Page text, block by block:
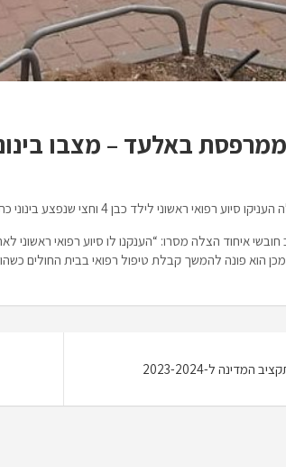
לילד כבן 4 וחצי שנפצע בינוני כתוצאה מנפילה ממרפסת ביתו באלעד.
חובשי איחוד הצלה מסרו: “הענקנו לו סיוע רפואי
ל-2023-2024